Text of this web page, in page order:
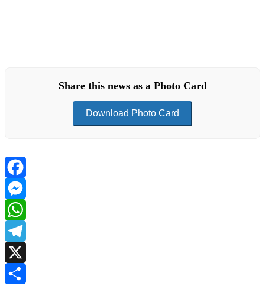
Share this news as a Photo Card
Download Photo Card
Facebook
Messenger
WhatsApp
Telegram
X